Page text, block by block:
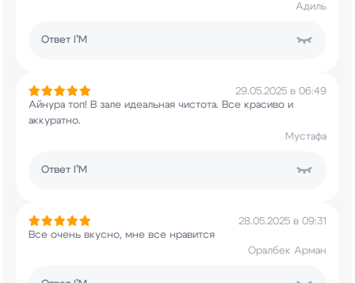
Адиль
Ответ I’M
29.05.2025 в 06:49
Айнура топ! В зале идеальная чистота. Все красиво и
аккуратно.
Мустафа
Ответ I’M
28.05.2025 в 09:31
Все очень вкусно, мне все нравится
Оралбек Арман